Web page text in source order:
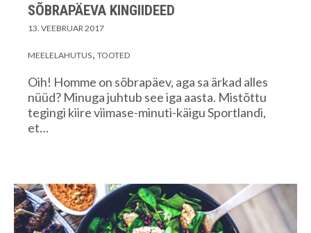
SÕBRAPÄEVA KINGIIDEED
13. VEEBRUAR 2017
MEELELAHUTUS TOOTED
Oih! Homme on sõbrapäev, aga sa ärkad alles
nüüd? Minuga juhtub see iga aasta. Mistõttu
tegingi kiire viimase-minuti-käigu Sportlandi,
et…